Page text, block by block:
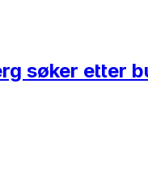
søker etter